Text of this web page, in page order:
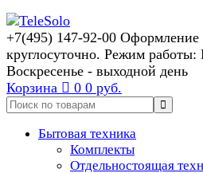
+7(495) 147-92-00 Оформление
круглосуточно. Режим
Воскресенье - выходной день
Корзина
0 0 руб.
Бытовая техника
Комплекты
Отдельностоящая